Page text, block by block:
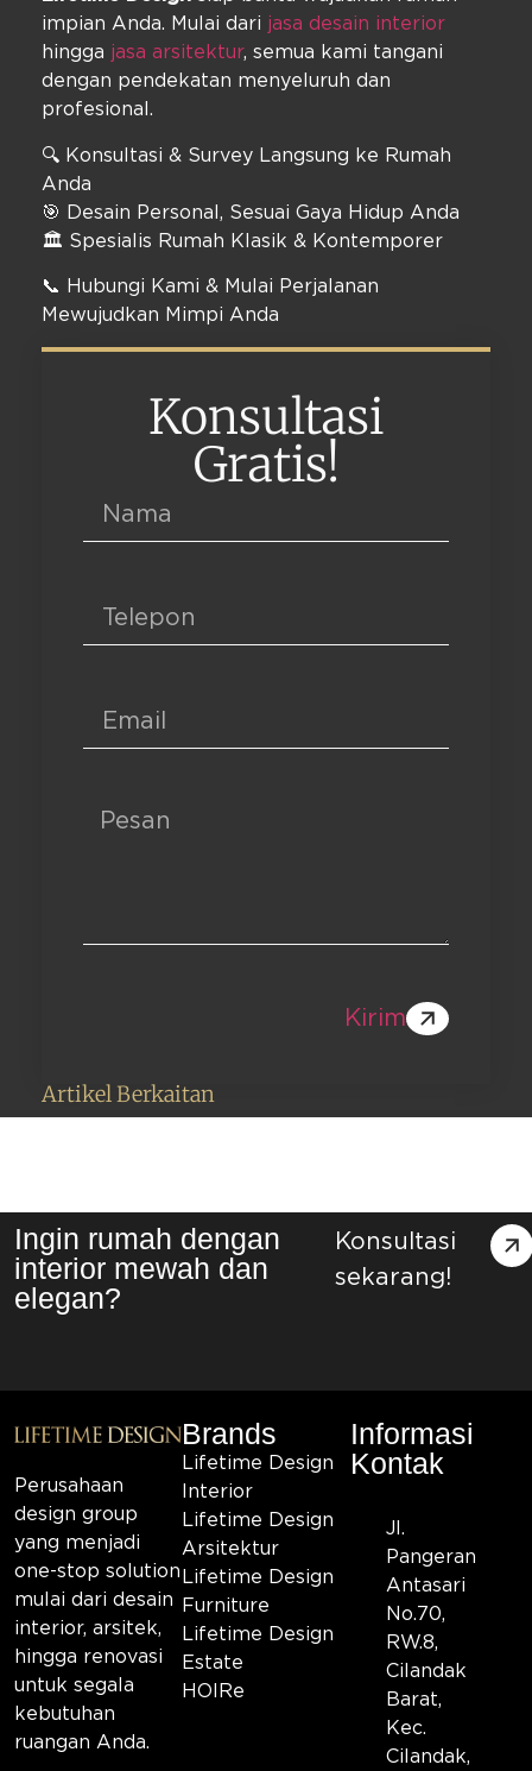
impian Anda. Mulai dari jasa desain interior
hingga jasa arsitektur, semua kami tangani
dengan pendekatan menyeluruh dan
profesional.
🔍 Konsultasi & Survey Langsung ke Rumah
Anda
🎯 Desain Personal, Sesuai Gaya Hidup Anda
🏛️ Spesialis Rumah Klasik & Kontemporer
📞 Hubungi Kami & Mulai Perjalanan
Mewujudkan Mimpi Anda
Konsultasi
Gratis!
Kirim
Artikel Berkaitan
Ingin rumah dengan
interior mewah dan
elegan?
Konsultasi
sekarang!
Perusahaan
design group
yang menjadi
one-stop solution
mulai dari desain
interior, arsitek,
hingga renovasi
untuk segala
kebutuhan
ruangan Anda.
Brands
Lifetime Design
Interior
Lifetime Design
Arsitektur
Lifetime Design
Furniture
Lifetime Design
Estate
HOIRe
Informasi
Kontak
Jl.
Pangeran
Antasari
No.70,
RW.8,
Cilandak
Barat,
Kec.
Cilandak,